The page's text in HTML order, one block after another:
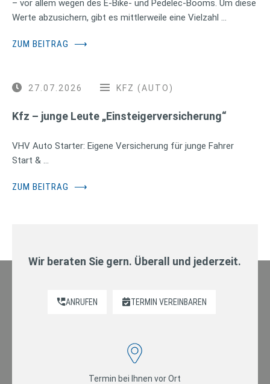
– vor allem wegen des E-Bike- und Pedelec-Booms. Um diese
Werte abzusichern, gibt es mittlerweile eine Vielzahl …
ZUM BEITRAG ⟶
27.07.2026 KFZ (AUTO)
Kfz – junge Leute „Einsteigerversicherung“
VHV Auto Starter: Eigene Versicherung für junge Fahrer
Start & …
ZUM BEITRAG ⟶
Wir beraten Sie gern. Überall und jederzeit.
ANRUFEN TERMIN VEREINBAREN
Termin bei Ihnen vor Ort